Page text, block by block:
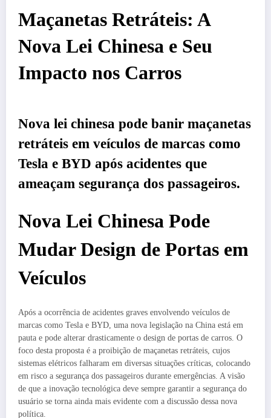
Maçanetas Retráteis: A
Nova Lei Chinesa e Seu
Impacto nos Carros
Nova lei chinesa pode banir maçanetas
retráteis em veículos de marcas como
Tesla e BYD após acidentes que
ameaçam segurança dos passageiros.
Nova Lei Chinesa Pode
Mudar Design de Portas em
Veículos
Após a ocorrência de acidentes graves envolvendo veículos de
marcas como Tesla e BYD, uma nova legislação na China está em
pauta e pode alterar drasticamente o design de portas de carros. O
foco desta proposta é a proibição de maçanetas retráteis, cujos
sistemas elétricos falharam em diversas situações críticas, colocando
em risco a segurança dos passageiros durante emergências. A visão
de que a inovação tecnológica deve sempre garantir a segurança do
usuário se torna ainda mais evidente com a discussão dessa nova
política.